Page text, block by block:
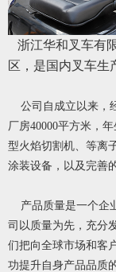
浙江华和叉车有
区，是国内叉车生
公司自成立以来，
厂房40000平方米，
型火焰切割机、等离
涂装设备，以及完善
产品质量是一个企
司以质量为先，充分
们把向全球市场和客
功提升自身产品品质